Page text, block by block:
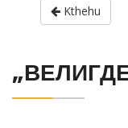
Kthehu